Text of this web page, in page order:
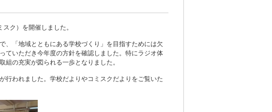
ク）を開催しました。
、「地域とともにある学校づくり」を目指すためには欠
ていただき今年度の方針を確認しました。特にラジオ体
の充実が図られる一歩となりました。
行われました。学校だよりやコミスクだよりをご覧いた